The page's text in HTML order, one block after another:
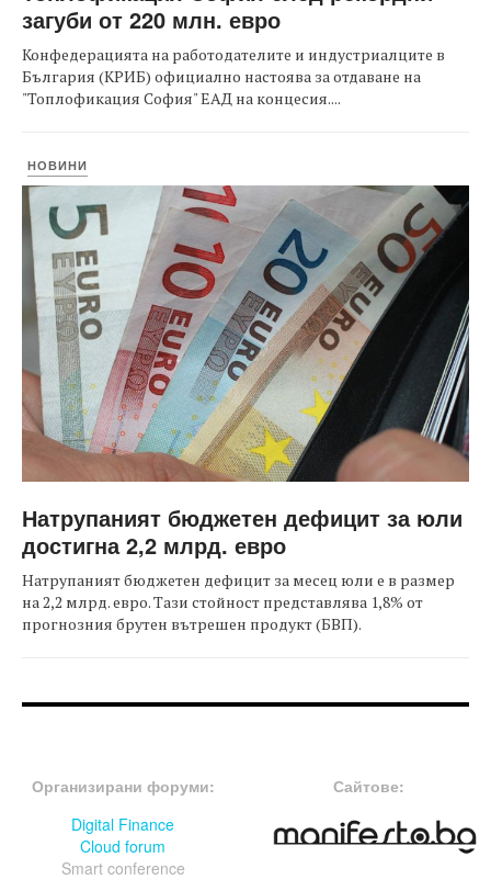
загуби от 220 млн. евро
Конфедерацията на работодателите и индустриалците в
България (КРИБ) официално настоява за отдаване на
"Топлофикация София" ЕАД на концесия....
НОВИНИ
Натрупаният бюджетен дефицит за юли
достигна 2,2 млрд. евро
Натрупаният бюджетен дефицит за месец юли е в размер
на 2,2 млрд. евро. Тази стойност представлява 1,8% от
прогнозния брутен вътрешен продукт (БВП).
Организирани форуми:
Digital Finance
Cloud forum
Smart conference
Сайтове: